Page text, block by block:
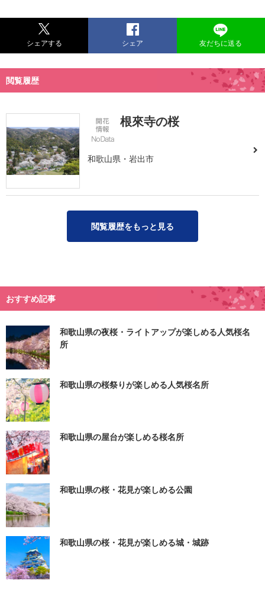
シェアする シェア 友だちに送る
閲覧履歴
根來寺の桜
和歌山県・岩出市
閲覧履歴をもっと見る
おすすめ記事
和歌山県の夜桜・ライトアップが楽しめる人気桜名
所
和歌山県の桜祭りが楽しめる人気桜名所
和歌山県の屋台が楽しめる桜名所
和歌山県の桜・花見が楽しめる公園
和歌山県の桜・花見が楽しめる城・城跡